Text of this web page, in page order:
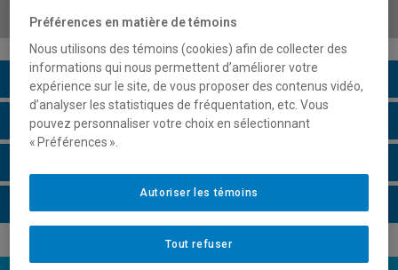
Description du cours
Horaire - Été 2026
Préférences en matière de témoins
Nous utilisons des témoins (cookies) afin de collecter des
informations qui nous permettent d’améliorer votre
expérience sur le site, de vous proposer des contenus vidéo,
d’analyser les statistiques de fréquentation, etc. Vous
pouvez personnaliser votre choix en sélectionnant
« Préférences ».
Tout refuser
Autoriser les témoins